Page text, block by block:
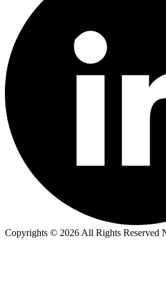
Copyrights © 2026 All Rights Reserved